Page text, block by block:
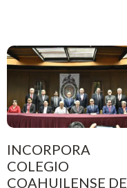
INCORPORA
COLEGIO
COAHUILENSE DE